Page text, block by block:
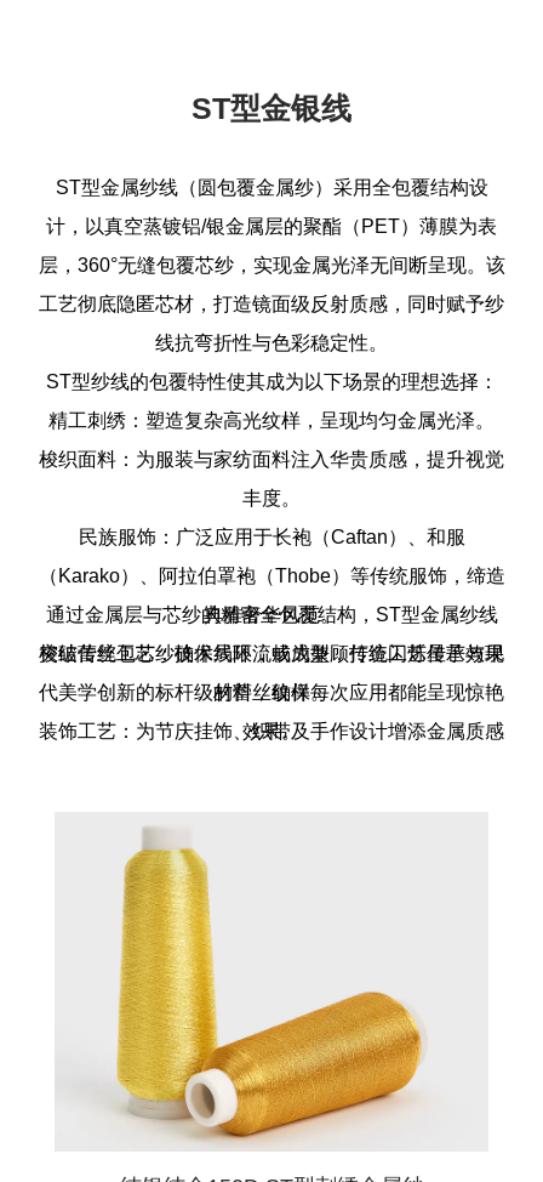
ST型金银线
‌ST型金属纱线‌（圆包覆金属纱）采用全包覆结构设
计，以真空蒸镀铝/银金属层的聚酯（PET）薄膜为表
层，360°无缝包覆芯纱，实现金属光泽无间断呈现。该
工艺彻底隐匿芯材，打造镜面级反射质感，同时赋予纱
线抗弯折性与色彩稳定性。
ST型纱线的包覆特性使其成为以下场景的理想选择：
精工刺绣‌：塑造复杂高光纹样，呈现均匀金属光泽。
梭织面料‌：为服装与家纺面料注入华贵质感，提升视觉
丰度。
民族服饰‌：广泛应用于长袍（Caftan）、和服
（Karako）、阿拉伯罩袍（Thobe）等传统服饰，缔造
典雅奢华风范。
梭结蕾丝工艺‌：确保线环流畅成型，打造闪烁星芒效果
的蕾丝纹样。
装饰工艺‌：为节庆挂饰、织带及手作设计增添金属质感
通过金属层与芯纱的精密全包覆结构，ST型金属纱线
突破传统包芯纱技术局限，成为兼顾传统工艺传承与现
代美学创新的标杆级材料，确保每次应用都能呈现惊艳
效果。